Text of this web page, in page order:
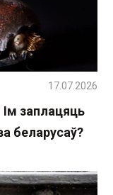
Ім заплацяць
беларусаў?
17.07.2026